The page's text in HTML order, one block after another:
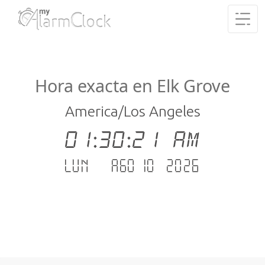
Hora exacta en Elk Grove
America/Los Angeles
01:30:21 AM
lun. - ago 10 .2026